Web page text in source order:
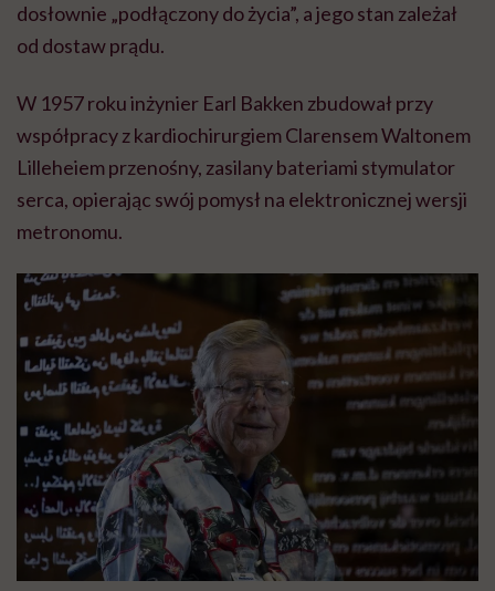
dosłownie „podłączony do życia”, a jego stan zależał
od dostaw prądu.
W 1957 roku inżynier Earl Bakken zbudował przy
współpracy z kardiochirurgiem Clarensem Waltonem
Lilleheiem przenośny, zasilany bateriami stymulator
serca, opierając swój pomysł na elektronicznej wersji
metronomu.